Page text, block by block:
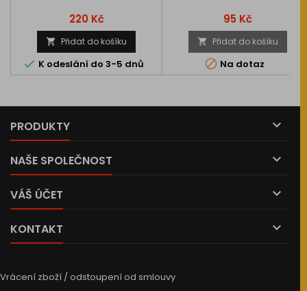
Cena
220 Kč
 Přidat do košíku
 K odeslání do 3-5 dnů
Cena
95 Kč
 Přidat do košíku
 Na dotaz
PRODUKTY 
NAŠE SPOLEČNOST 
VÁŠ ÚČET 
KONTAKT 
Vrácení zboží / odstoupení od smlouvy